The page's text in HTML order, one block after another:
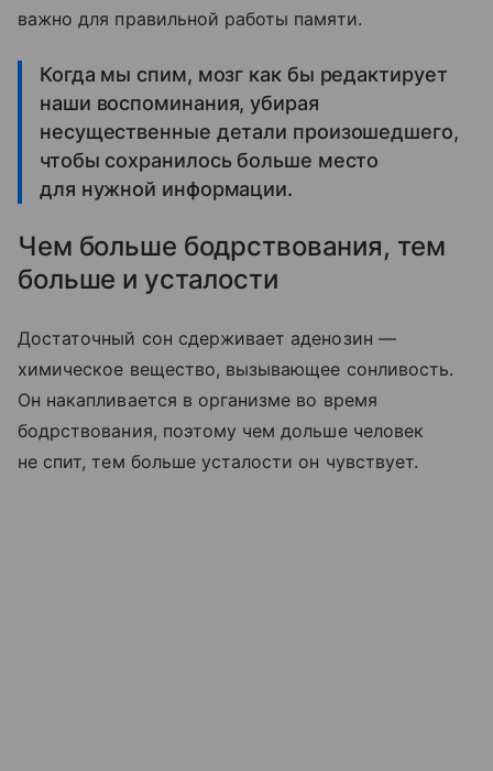
важно для правильной работы памяти.
Когда мы спим, мозг как бы редактирует
наши воспоминания, убирая
несущественные детали произошедшего,
чтобы сохранилось больше место
для нужной информации.
Чем больше бодрствования, тем
больше и усталости
Достаточный сон сдерживает аденозин —
химическое вещество, вызывающее сонливость.
Он накапливается в организме во время
бодрствования, поэтому чем дольше человек
не спит, тем больше усталости он чувствует.